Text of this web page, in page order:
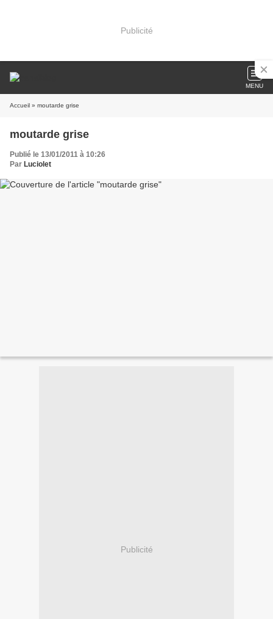
Publicité
MENU
Accueil » moutarde grise
moutarde grise
Publié le 13/01/2011 à 10:26
Par Luciolet
Publicité